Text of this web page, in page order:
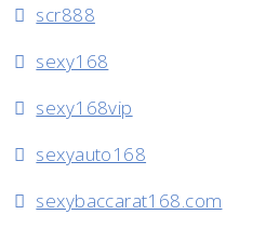
scr888
sexy168
sexy168vip
sexyauto168
sexybaccarat168.com